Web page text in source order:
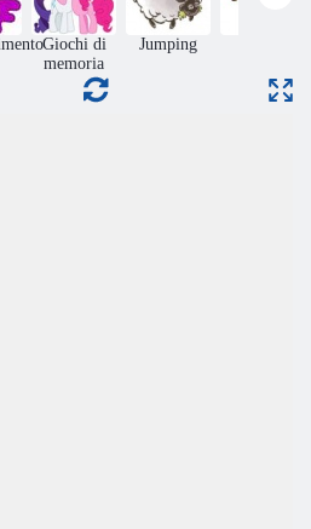
colorare: Gelato
Jerry
Giochi di
memoria
Jumping